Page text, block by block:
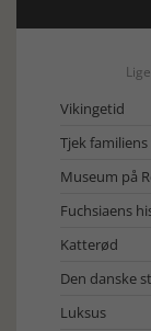
Vikingetid
Tjek
Museum på
Fuchsiaens
Katterød
Den danske
Luksus